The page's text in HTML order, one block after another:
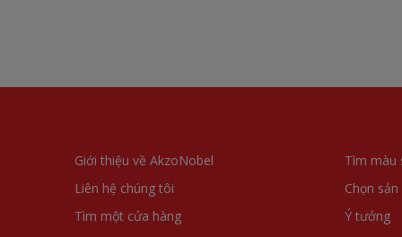
Giới thiệu về AkzoNobel
Liên hệ chúng tôi
Tìm một cửa hàng
Tìm màu
Chọn
Ý tưởng